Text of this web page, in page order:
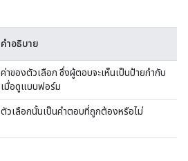
คำอธิบาย
ค่าของตัวเลือก ซึ่งผู้ตอบจะเห็นเป็นป้ายกำกับ
เมื่อดูแบบฟอร์ม
ตัวเลือกนั้นเป็นคำตอบที่ถูกต้องหรือไม่